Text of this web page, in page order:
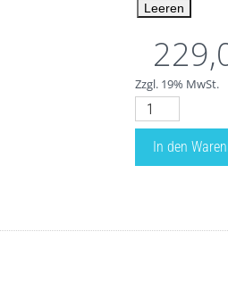
Leeren
Zzgl. 19% MwSt.
Preise
für
WerbeRolly
In den